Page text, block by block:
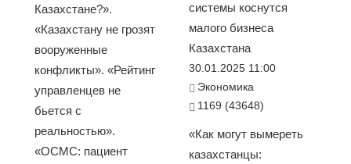
Казахстане?».
«Казахстану не грозят
вооруженные
конфликты». «Рейтинг
управленцев не
бьется с
реальностью».
«ОСМС: пациент
системы коснутся
малого бизнеса
Казахстана
30.01.2025 11:00
Экономика
1169 (43648)
«Как могут вымереть
казахстанцы: